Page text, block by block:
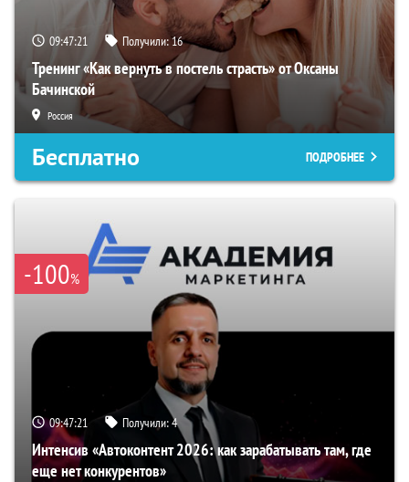
09:47:20 Получили:16
Тренинг «Как вернуть в постель страсть» от Оксаны
Бачинской
Россия
Бесплатно ПОДРОБНЕЕ
-100%
09:47:20 Получили:4
Интенсив «Автоконтент 2026: как зарабатывать там, где
еще нет конкурентов»